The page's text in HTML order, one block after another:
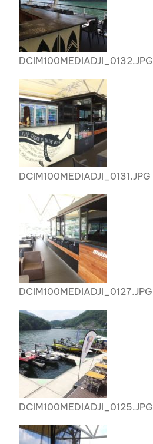
DCIM100MEDIADJI_0132.JPG
DCIM100MEDIADJI_0131.JPG
DCIM100MEDIADJI_0127.JPG
DCIM100MEDIADJI_0125.JPG